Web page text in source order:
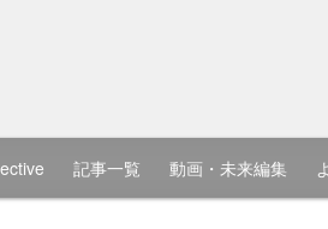
記事一覧 動画・未来編集